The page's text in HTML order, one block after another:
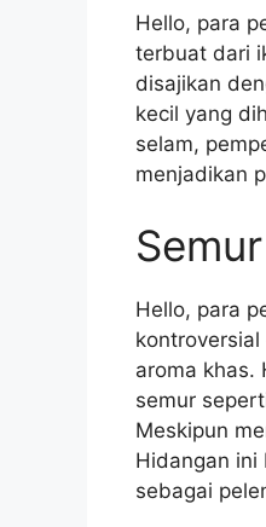
Hello, para
terbuat dari
disajikan
kecil yang
selam,
menjadikan
Hello, para
aroma khas.
semur
Meskipun
Hidangan ini
sebagai